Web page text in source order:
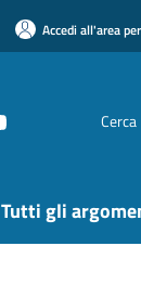
Accedi all'area
Cerca
Tutti gli